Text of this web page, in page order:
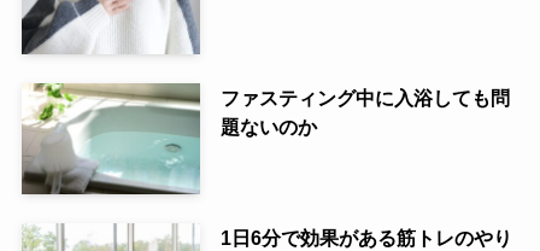
ファスティング中に入浴しても問
題ないのか
1日6分で効果がある筋トレのやり